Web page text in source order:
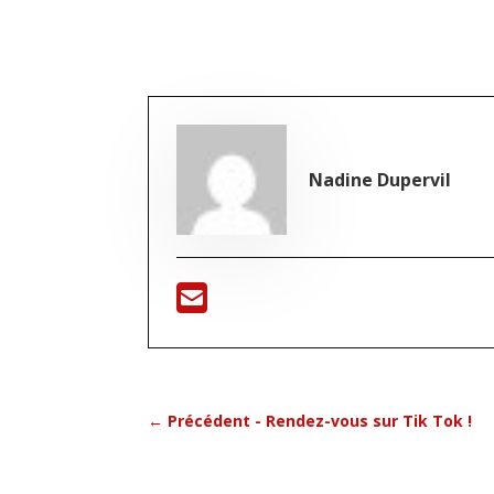
Nadine Dupervil
← Précédent - Rendez-vous sur Tik Tok !